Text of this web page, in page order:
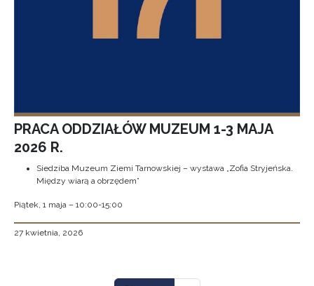
PRACA ODDZIAŁÓW MUZEUM 1-3 MAJA
2026 R.
Siedziba Muzeum Ziemi Tarnowskiej – wystawa „Zofia Stryjeńska.
Między wiarą a obrzędem”
Piątek, 1 maja – 10:00-15:00
27 kwietnia, 2026